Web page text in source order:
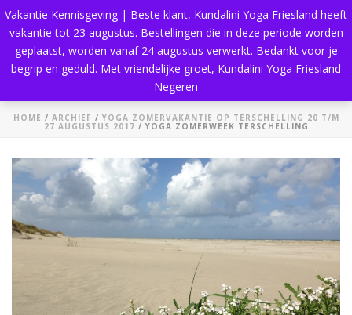
Yoga Zomerweek Terschelling
HOME / ARCHIEF / YOGA ZOMERVAKANTIE OP TERSCHELLING 20 T/M
27 AUGUSTUS 2017 / YOGA ZOMERWEEK TERSCHELLING
Vakantie Kennisgeving | Beste klant, Kundalini Yoga Friesland heeft
vakantie tot 23 augustus. Bestellingen die in deze periode worden
geplaatst, worden vanaf 24 augustus verwerkt. Bedankt voor je
begrip en geduld. Met vriendelijke groet, Kundalini Yoga Friesland
Negeren